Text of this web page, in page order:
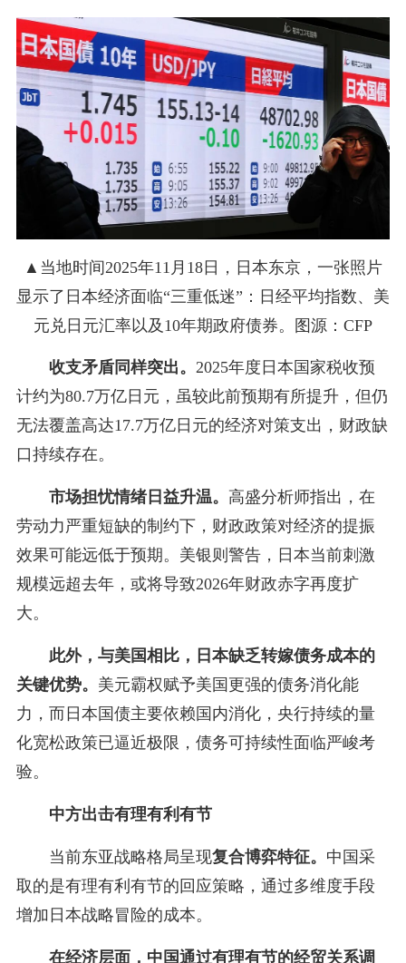
▲当地时间2025年11月18日，日本东京，一张照片
显示了日本经济面临“三重低迷”：日经平均指数、美
元兑日元汇率以及10年期政府债券。图源：CFP
收支矛盾同样突出。 2025年度日本国家税收预
计约为80.7万亿日元，虽较此前预期有所提升，但仍
无法覆盖高达17.7万亿日元的经济对策支出，财政缺
口持续存在。
市场担忧情绪日益升温。 高盛分析师指出，在
劳动力严重短缺的制约下，财政政策对经济的提振
效果可能远低于预期。美银则警告，日本当前刺激
规模远超去年，或将导致2026年财政赤字再度扩
大。
此外，与美国相比，日本缺乏转嫁债务成本的
关键优势。 美元霸权赋予美国更强的债务消化能
力，而日本国债主要依赖国内消化，央行持续的量
化宽松政策已逼近极限，债务可持续性面临严峻考
验。
中方出击有理有利有节
当前东亚战略格局呈现复合博弈特征。 中国采
取的是有理有利有节的回应策略，通过多维度手段
增加日本战略冒险的成本。
在经济层面，中国通过有理有节的经贸关系调